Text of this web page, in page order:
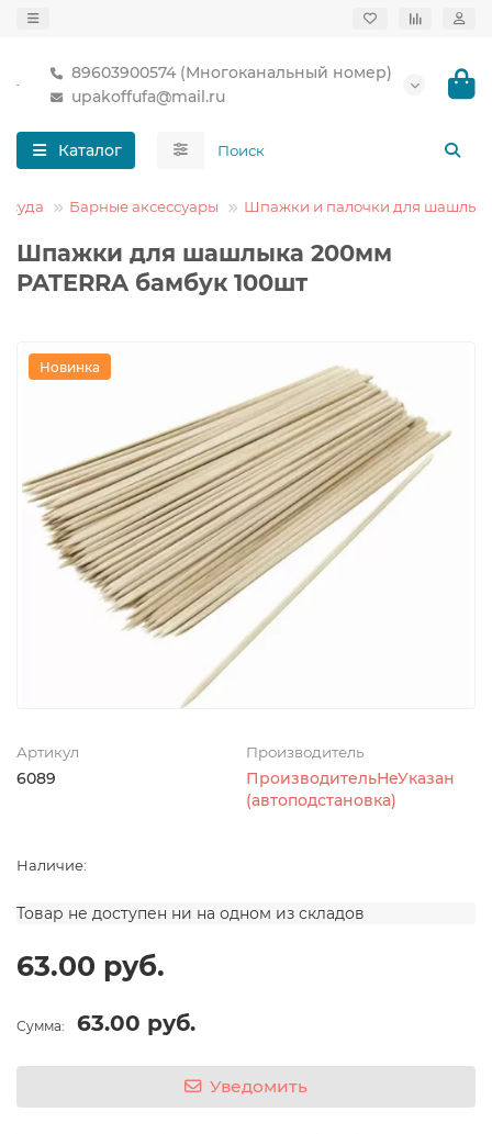
89603900574 (Многоканальный номер)
upakoffufa@mail.ru
Каталог
Барные аксессуары Шпажки и палочки для
Шпажки для шашлыка 200мм
PATERRA бамбук 100шт
Новинка
Артикул
6089
Производитель
ПроизводительНеУказан
(автоподстановка)
Наличие:
Товар не доступен ни на одном из складов
63.00 руб.
Сумма: 63.00 руб.
Уведомить